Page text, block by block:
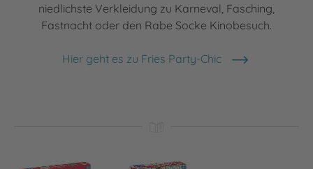
niedlichste Verkleidung zu Karneval, Fasching,
Fastnacht oder den Rabe Socke Kinobesuch.
Hier geht es zu Fries Party-Chic